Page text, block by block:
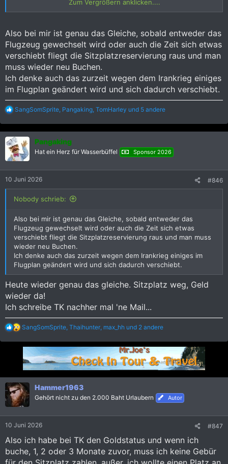
Zum Vergrößern anklicken....
Also bei mir ist genau das Gleiche, sobald entweder das
Flugzeug gewechselt wird oder auch die Zeit sich etwas
verschiebt fliegt die Sitzplatzreservierung raus und man
muss wieder neu Buchen.
Ich denke auch das zurzeit wegen dem Irankrieg einiges
im Flugplan geändert wird und sich dadurch verschiebt.
R
a
k
t
i
o
n
:
SangSomSprite, Pangaking, TomHarley und 5 andere
Pangaking
Hat ein Herz für Wasserbüffel Sponsor 2026
10 Juni 2026 #846
Nobody schrieb:
Also bei mir ist genau das Gleiche, sobald entweder das
Flugzeug gewechselt wird oder auch die Zeit sich etwas
verschiebt fliegt die Sitzplatzreservierung raus und man muss
wieder neu Buchen.
Ich denke auch das zurzeit wegen dem Irankrieg einiges im
Flugplan geändert wird und sich dadurch verschiebt.
Heute wieder genau das gleiche. Sitzplatz weg, Geld
wieder da!
Ich schreibe TK nachher mal 'ne Mail...
R
a
t
o
n
e
n
:
SangSomSprite, Thaihunter, max_hh und 2 andere
Hammer1963
Gehört nicht zu den 2.000 Baht Urlaubern Autor
10 Juni 2026 #847
Also ich habe bei TK den Goldstatus und wenn ich
buche, 1, 2 oder 3 Monate zuvor, muss ich keine Gebür